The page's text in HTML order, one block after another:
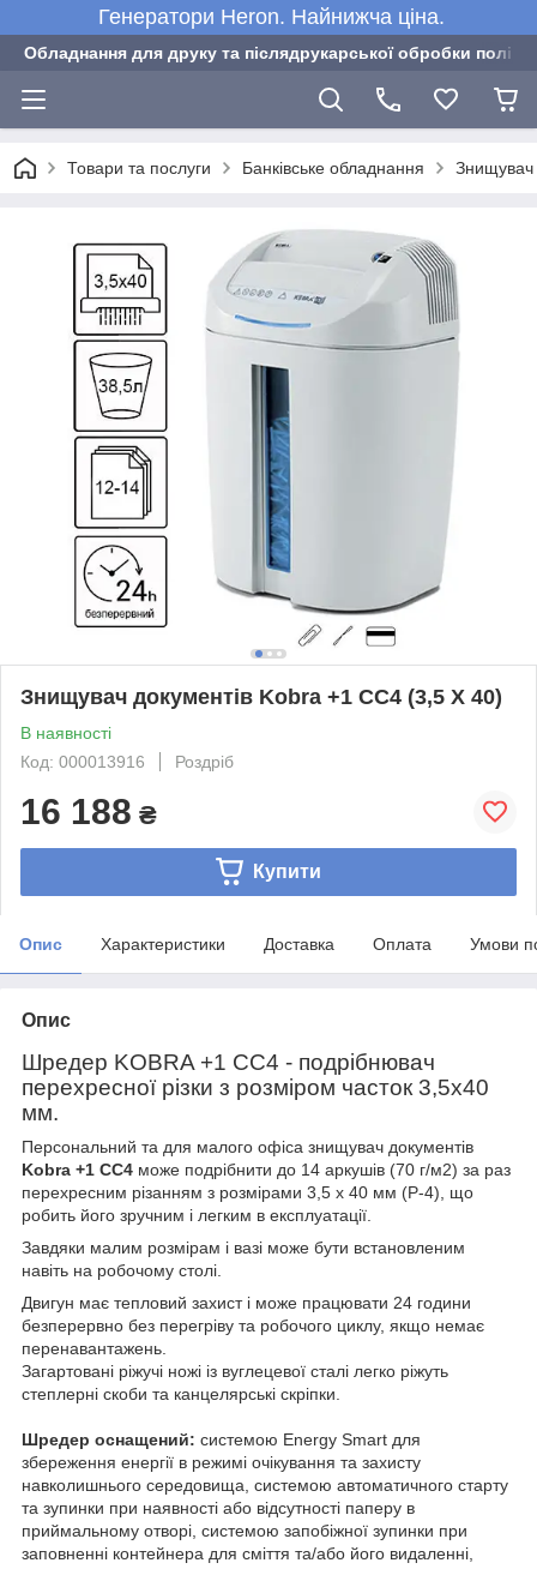
Генератори Heron. Найнижча ціна.
Обладнання для друку та післядрукарської обробки
Товари та послуги Банківське обладнання Знищувач
Знищувач документів Kobra +1 CC4 (3,5 Х 40)
В наявності
Код: 000013916
Роздріб
16 188 ₴
Купити
Опис Характеристики Доставка Оплата Умови
Опис
Шредер KOBRA +1 CC4 - подрібнювач
перехресної різки з розміром часток 3,5х40
мм.
Персональний та для малого офіса знищувач документів
Kobra +1 CC4 може подрібнити до 14 аркушів (70 г/м2) за раз
перехресним різанням з розмірами 3,5 х 40 мм (P-4), що
робить його зручним і легким в експлуатації.
Завдяки малим розмірам і вазі може бути встановленим
навіть на робочому столі.
Двигун має тепловий захист і може працювати 24 години
безперервно без перегріву та робочого циклу, якщо немає
перенавантажень.
Загартовані ріжучі ножі із вуглецевої сталі легко ріжуть
степлерні скоби та канцелярські скріпки.
Шредер оснащений: системою Energy Smart для
збереження енергії в режимі очікування та захисту
навколишнього середовища, системою автоматичного старту
та зупинки при наявності або відсутності паперу в
приймальному отворі, системою запобіжної зупинки при
заповненні контейнера для сміття та/або його видаленні,